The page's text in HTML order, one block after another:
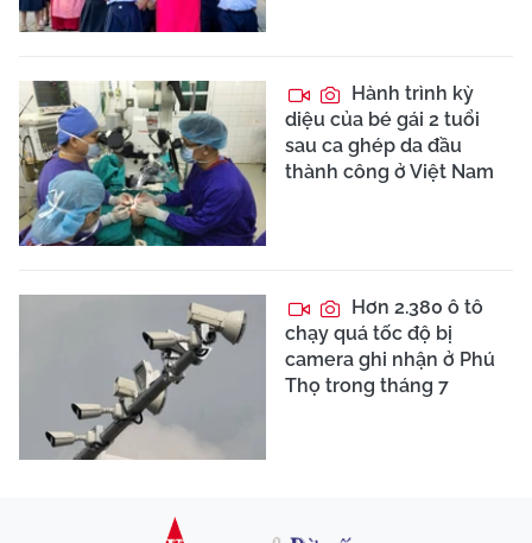
Hành trình kỳ
diệu của bé gái 2 tuổi
sau ca ghép da đầu
thành công ở Việt Nam
Hơn 2.380 ô tô
chạy quá tốc độ bị
camera ghi nhận ở Phú
Thọ trong tháng 7